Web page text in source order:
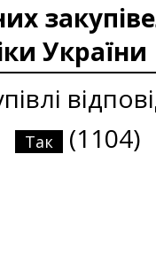
України
Так (1104)